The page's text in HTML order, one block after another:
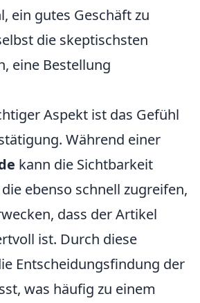
ein gutes Geschäft zu
die skeptischsten
eine Bestellung
Aspekt ist das Gefühl
Während einer
kann die Sichtbarkeit
ebenso schnell zugreifen,
dass der Artikel
ist. Durch diese
Entscheidungsfindung der
was häufig zu einem